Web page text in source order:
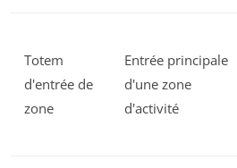
Totem
d'entrée de
zone
Entrée principale
d'une zone
d'activité